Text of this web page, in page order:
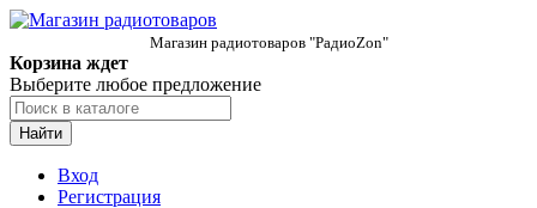
Магазин радиотоваров "РадиоZon"
Корзина ждет
Выберите любое предложение
Найти
Вход
Регистрация